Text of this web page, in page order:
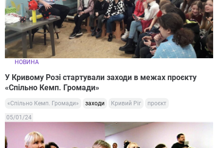
НОВИНА
У Кривому Розі стартували заходи в межах проєкту
«Спільно Кемп. Громади»
«Спільно Кемп. Громади» заходи Кривий Ріг проєкт
05/01/24